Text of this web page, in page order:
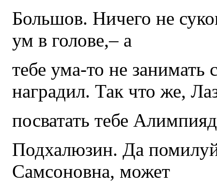
Большов. Ничего не
ум в голове,– а
тебе ума-то не занимать
наградил. Так что же,
посватать тебе
Подхалюзин. Да
Самсоновна, может